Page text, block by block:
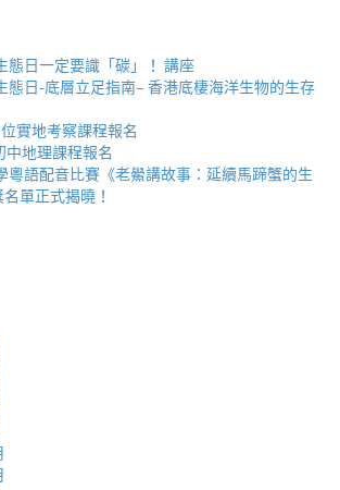
態日一定要識「碳」！ 講座
態日-底層立足指南– 香港底棲海洋生物的生存
實地考察課程報名
地理課程報名
粵語配音比賽《老鱟講故事：延續馬蹄蟹的生
單正式揭曉！